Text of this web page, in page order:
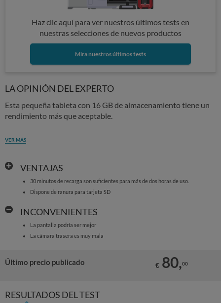
Haz clic aquí para ver nuestros últimos tests en
nuestras selecciones de nuevos productos
Mira nuestros últimos tests
LA OPINIÓN DEL EXPERTO
Esta pequeña tableta con 16 GB de almacenamiento tiene un
rendimiento más que aceptable.
VER MÁS
VENTAJAS
30 minutos de recarga son suficientes para más de dos horas de uso.
Dispone de ranura para tarjeta SD
INCONVENIENTES
La pantalla podría ser mejor
La cámara trasera es muy mala
Último precio publicado € 80,00
RESULTADOS DEL TEST